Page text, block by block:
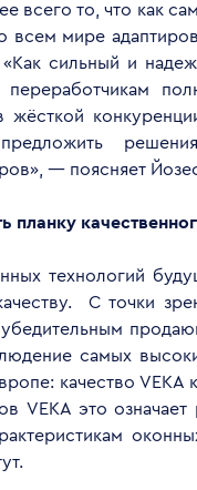
всего то, что как
всем мире
сильный и
— поясняет
планку
технологий
С точки
самых
качество VEKA
VEKA это